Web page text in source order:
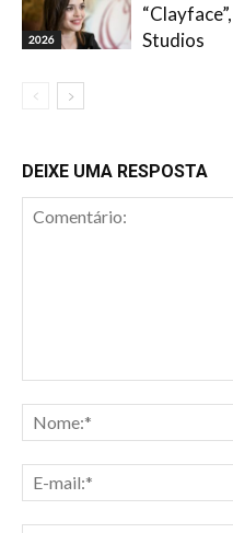
2026
Studios
DEIXE UMA RESPOSTA